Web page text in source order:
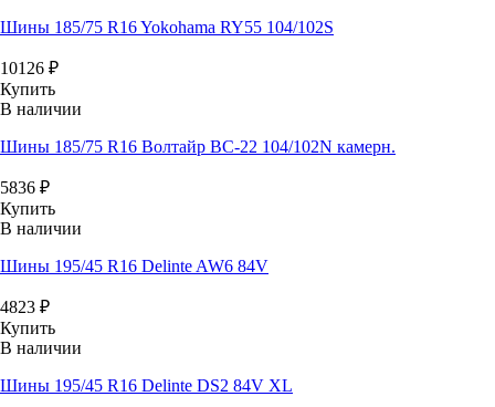
Шины 185/75 R16 Yokohama RY55 104/102S
10126 ₽
Купить
В наличии
Шины 185/75 R16 Волтайр ВС-22 104/102N камерн.
5836 ₽
Купить
В наличии
Шины 195/45 R16 Delinte AW6 84V
4823 ₽
Купить
В наличии
Шины 195/45 R16 Delinte DS2 84V XL